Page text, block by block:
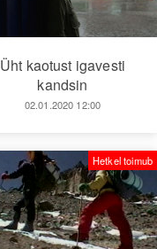
Üht kaotust igavesti
kandsin
02.01.2020 12:00
Hetkel toimub